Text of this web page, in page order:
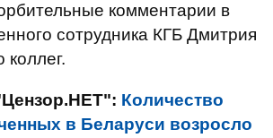
комментарии в
сотрудника КГБ Дмитрия
коллег.
Количество
в Беларуси возросло